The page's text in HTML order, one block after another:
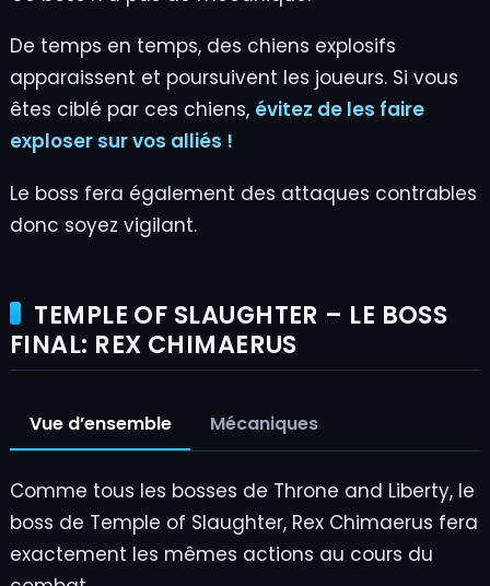
De temps en temps, des chiens explosifs
apparaissent et poursuivent les joueurs. Si vous
êtes ciblé par ces chiens, évitez de les faire
exploser sur vos alliés !
Le boss fera également des attaques contrables
donc soyez vigilant.
TEMPLE OF SLAUGHTER – LE BOSS
FINAL: REX CHIMAERUS
Vue d’ensemble Mécaniques
Comme tous les bosses de Throne and Liberty, le
boss de Temple of Slaughter, Rex Chimaerus fera
exactement les mêmes actions au cours du